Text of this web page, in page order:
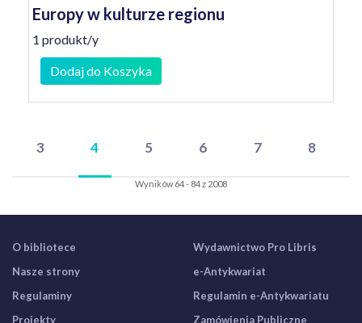
Europy w kulturze regionu
1 produkt/y
Dodaj do Koszyka
3 4 5 6 7 8
Wyników 64 - 84 z 2008
O bibliotece
Nasze strony
Regulaminy
Projekty
Wydawnictwo Pro Libris
e-Antykwariat
Regulamin e-Antykwariatu
Zamówienia Publiczne